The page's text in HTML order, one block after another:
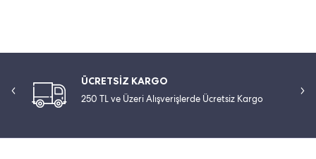
ÜCRETSİZ KARGO
250 TL ve Üzeri Alışverişlerde Ücretsiz Kargo